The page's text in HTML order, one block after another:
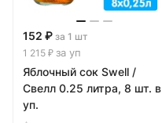
152 ₽ за 1 шт
1 215 ₽ за уп
Яблочный сок Swell /
Свелл 0.25 литра, 8 шт. в
уп.